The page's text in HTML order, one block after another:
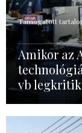
Támogatott
Amikor az
vb